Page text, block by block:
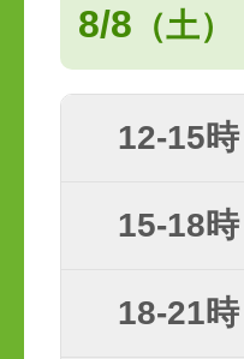
8/8 （土）
12-15時
15-18時
18-21時